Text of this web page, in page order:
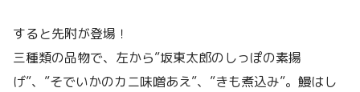
すると先附が登場！
三種類の品物で、左から”坂東太郎のしっぽの素揚
げ”、”そでいかのカニ味噌あえ”、”きも煮込み”。鰻はし